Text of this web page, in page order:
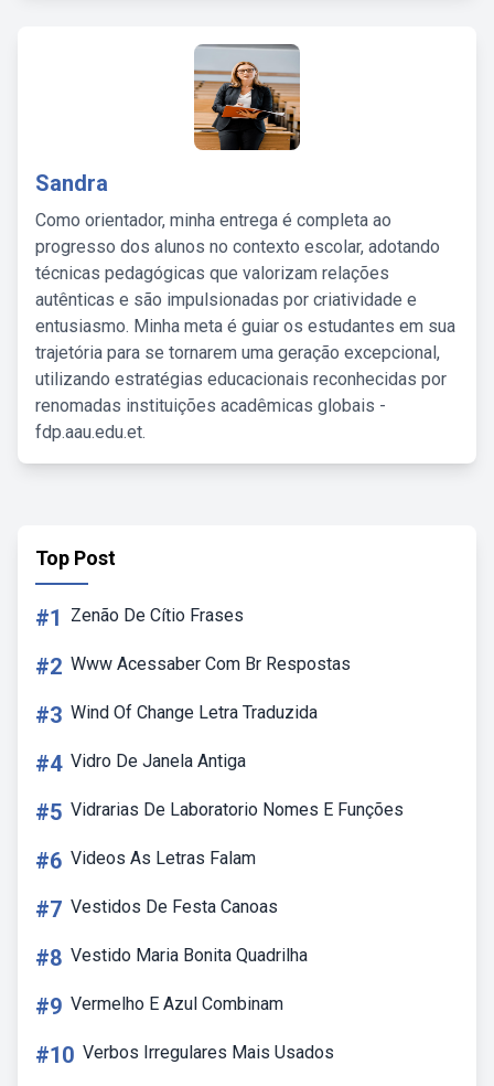
Sandra
Como orientador, minha entrega é completa ao
progresso dos alunos no contexto escolar, adotando
técnicas pedagógicas que valorizam relações
autênticas e são impulsionadas por criatividade e
entusiasmo. Minha meta é guiar os estudantes em sua
trajetória para se tornarem uma geração excepcional,
utilizando estratégias educacionais reconhecidas por
renomadas instituições acadêmicas globais -
fdp.aau.edu.et.
Top Post
#1 Zenão De Cítio Frases
#2 Www Acessaber Com Br Respostas
#3 Wind Of Change Letra Traduzida
#4 Vidro De Janela Antiga
#5 Vidrarias De Laboratorio Nomes E Funções
#6 Videos As Letras Falam
#7 Vestidos De Festa Canoas
#8 Vestido Maria Bonita Quadrilha
#9 Vermelho E Azul Combinam
#10 Verbos Irregulares Mais Usados